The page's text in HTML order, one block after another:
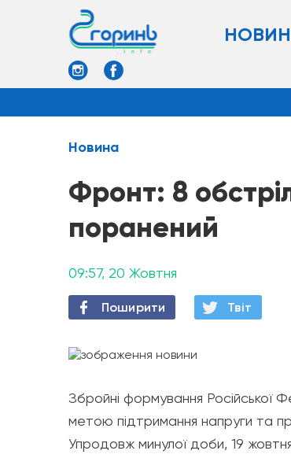
Новина
Фронт: 8
поранений
09:57, 20 Жовтня
Поширити Твiт
Збройні формування Російської
метою підтримання напруги та
Упродовж минулої доби, 19